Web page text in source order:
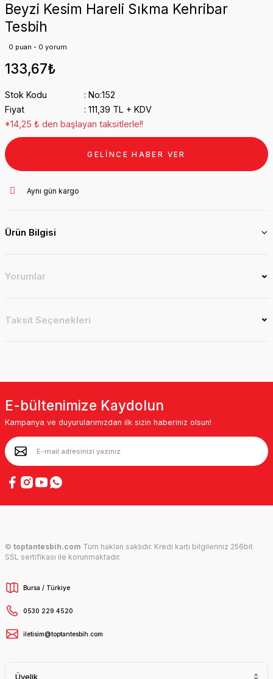
Beyzi Kesim Hareli Sıkma Kehribar
Tesbih
0 puan - 0 yorum
133,67₺
Stok Kodu
No:152
Fiyat
111,39 TL + KDV
*14,25 ₺ den başlayan taksitlerle!!
GELİNCE HABER VER
Aynı gün kargo
Ürün Bilgisi
Yorumlar
Taksit Seçenekleri
E-bültenimize Kaydolun
Kampanya ve duyurularımızdan ilk sizin haberiniz olsun!
© toptantesbih.com Tüm hakları saklıdır. Kredi kartı bilgileriniz 256bit
SSL sertifikası ile korunmaktadır.
Bursa / Türkiye
0530 229 4520
iletisim@toptantesbih.com
Üyelik